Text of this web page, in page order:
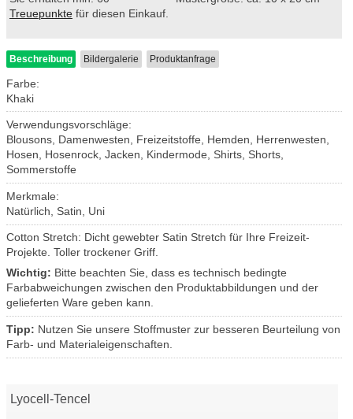
Treuepunkte für diesen Einkauf.
Beschreibung Bildergalerie Produktanfrage
Farbe:
Khaki
Verwendungsvorschläge:
Blousons, Damenwesten, Freizeitstoffe, Hemden, Herrenwesten,
Hosen, Hosenrock, Jacken, Kindermode, Shirts, Shorts,
Sommerstoffe
Merkmale:
Natürlich, Satin, Uni
Cotton Stretch: Dicht gewebter Satin Stretch für Ihre Freizeit-
Projekte. Toller trockener Griff.
Wichtig: Bitte beachten Sie, dass es technisch bedingte
Farbabweichungen zwischen den Produktabbildungen und der
gelieferten Ware geben kann.
Tipp: Nutzen Sie unsere Stoffmuster zur besseren Beurteilung von
Farb- und Materialeigenschaften.
Lyocell-Tencel